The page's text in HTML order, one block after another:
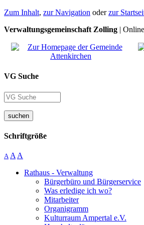
Zum Inhalt, zur Navigation oderzur
Verwaltungsgemeinschaft Zolling |
VG Suche
suchen
Schriftgröße
A A A
Rathaus - Verwaltung
Bürgerbüro und Bürgerservice
Was erledige ich wo?
Mitarbeiter
Organigramm
Kulturraum Ampertal e.V.